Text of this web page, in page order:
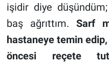
işidir diye
baş ağrıttım. Sarf
hastaneye temin
öncesi reçete